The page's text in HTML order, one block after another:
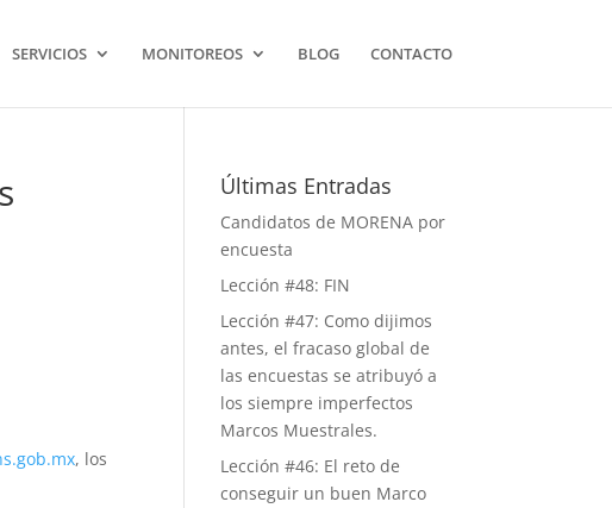
SERVICIOS MONITOREOS BLOG CONTACTO
, los
Últimas Entradas
Candidatos de MORENA por
encuesta
Lección #48: FIN
Lección #47: Como dijimos
antes, el fracaso global de
las encuestas se atribuyó a
los siempre imperfectos
Marcos Muestrales.
Lección #46: El reto de
conseguir un buen Marco